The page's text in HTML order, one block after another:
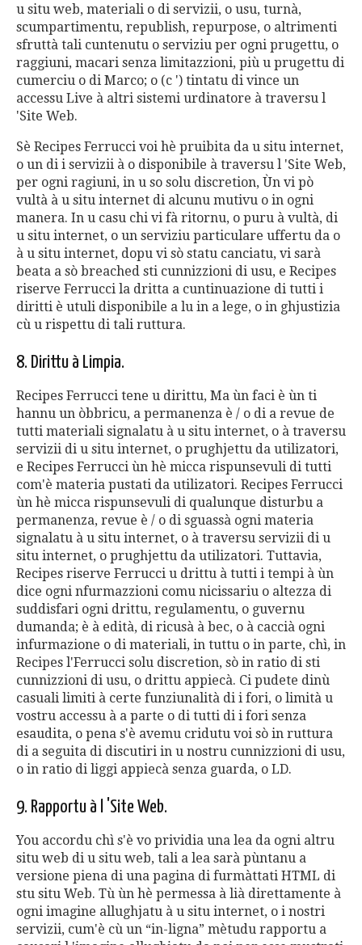
u situ web, materiali o di servizii, o usu, turnà,
scumpartimentu, republish, repurpose, o altrimenti
sfruttà tali cuntenutu o serviziu per ogni prugettu, o
raggiuni, macari senza limitazzioni, più u prugettu di
cumerciu o di Marco; o (c ') tintatu di vince un
accessu Live à altri sistemi urdinatore à traversu l
'Site Web.
Sè Recipes Ferrucci voi hè pruibita da u situ internet,
o un di i servizii à o disponibile à traversu l 'Site Web,
per ogni ragiuni, in u so solu discretion, Ùn vi pò
vultà à u situ internet di alcunu mutivu o in ogni
manera. In u casu chi vi fà ritornu, o puru à vultà, di
u situ internet, o un serviziu particulare uffertu da o
à u situ internet, dopu vi sò statu canciatu, vi sarà
beata a sò breached sti cunnizzioni di usu, e Recipes
riserve Ferrucci la dritta a cuntinuazione di tutti i
diritti è utuli disponibile a lu in a lege, o in ghjustizia
cù u rispettu di tali ruttura.
8. Dirittu à Limpia.
Recipes Ferrucci tene u dirittu, Ma ùn faci è ùn ti
hannu un òbbricu, a permanenza è / o di a revue de
tutti materiali signalatu à u situ internet, o à traversu
servizii di u situ internet, o prughjettu da utilizatori,
e Recipes Ferrucci ùn hè micca rispunsevuli di tutti
com'è materia pustati da utilizatori. Recipes Ferrucci
ùn hè micca rispunsevuli di qualunque disturbu a
permanenza, revue è / o di sguassà ogni materia
signalatu à u situ internet, o à traversu servizii di u
situ internet, o prughjettu da utilizatori. Tuttavia,
Recipes riserve Ferrucci u drittu à tutti i tempi à ùn
dice ogni nfurmazzioni comu nicissariu o altezza di
suddisfari ogni drittu, regulamentu, o guvernu
dumanda; è à edità, di ricusà à bec, o à caccià ogni
infurmazione o di materiali, in tuttu o in parte, chì, in
Recipes l'Ferrucci solu discretion, sò in ratio di sti
cunnizzioni di usu, o drittu appiecà. Ci pudete dinù
casuali limiti à certe funziunalità di i fori, o limità u
vostru accessu à a parte o di tutti di i fori senza
esaudita, o pena s'è avemu cridutu voi sò in ruttura
di a seguita di discutiri in u nostru cunnizzioni di usu,
o in ratio di liggi appiecà senza guarda, o LD.
9. Rapportu à l 'Site Web.
You accordu chì s'è vo prividia una lea da ogni altru
situ web di u situ web, tali a lea sarà pùntanu a
versione piena di una pagina di furmàttati HTML di
stu situ Web. Tù ùn hè permessa à lià direttamente à
ogni imagine allughjatu à u situ internet, o i nostri
servizii, cum'è cù un “in-ligna” mètudu rapportu a